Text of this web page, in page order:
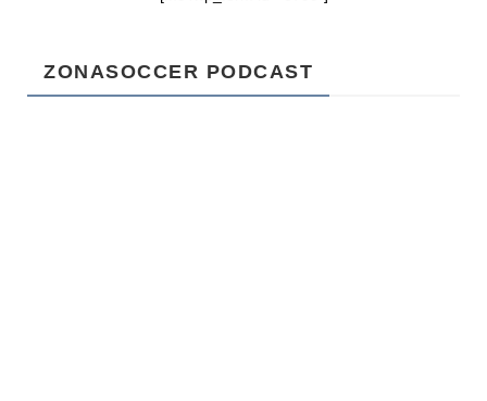
ZONASOCCER PODCAST